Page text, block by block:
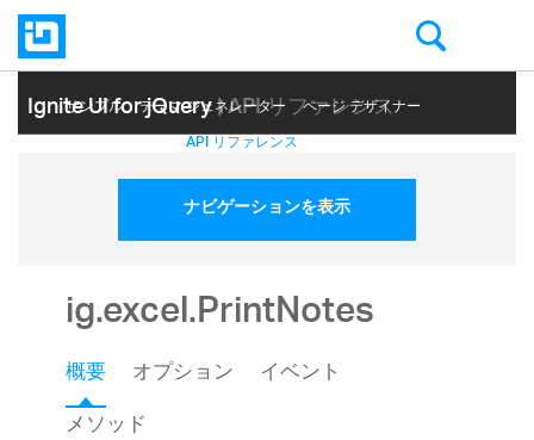
Ignite UI for jQuery| API リファレンス
サンプル テーマ ジェネレーター ページ デザイナー
ヘルプ トピック API リファレンス
ナビゲーションを表示
ig.excel.PrintNotes
概要 オプション
イベント
メソッド